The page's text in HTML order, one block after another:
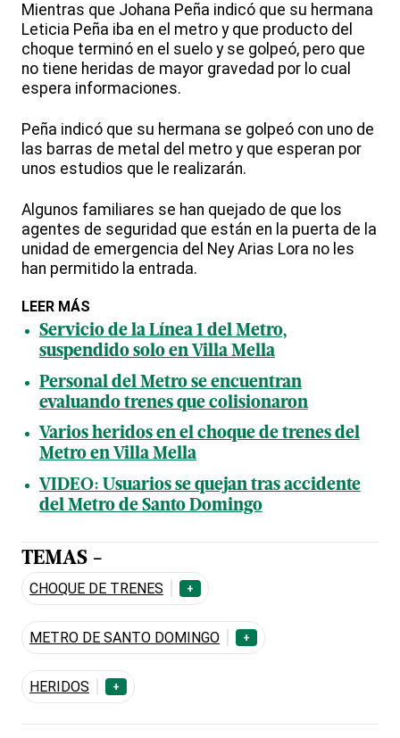
Mientras que Johana Peña indicó que su hermana
Leticia Peña iba en el metro y que producto del
choque terminó en el suelo y se golpeó, pero que
no tiene heridas de mayor gravedad por lo cual
espera informaciones.
Peña indicó que su hermana se golpeó con uno de
las barras de metal del metro y que esperan por
unos estudios que le realizarán.
Algunos familiares se han quejado de que los
agentes de seguridad que están en la puerta de la
unidad de emergencia del Ney Arias Lora no les
han permitido la entrada.
LEER MÁS
Servicio de la Línea 1 del Metro,
suspendido solo en Villa Mella
Personal del Metro se encuentran
evaluando trenes que colisionaron
Varios heridos en el choque de trenes del
Metro en Villa Mella
VIDEO: Usuarios se quejan tras accidente
del Metro de Santo Domingo
TEMAS -
CHOQUE DE TRENES +
METRO DE SANTO DOMINGO +
HERIDOS +